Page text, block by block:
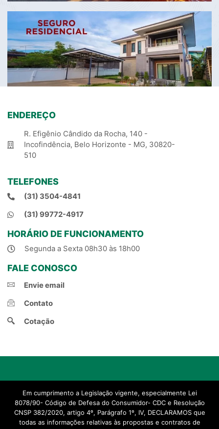
ENDEREÇO
R. Efigênio Cândido da Rocha, 140 -
Incofindência, Belo Horizonte - MG, 30820-
510
TELEFONES
(31) 3504-4841
(31) 99772-4917
HORÁRIO DE FUNCIONAMENTO
Segunda a Sexta 08h30 às 18h00
FALE CONOSCO
Envie email
Contato
Cotação
Criado por Projeto Novo Corretor
Em cumprimento a Legislação vigente, especialmente Lei
8078/90- Código de Defesa do Consumidor- CDC e Resolução
CNSP 382/2020, artigo 4º, Parágrafo 1º, IV, DECLARAMOS que
todas as informações relativas às propostas e contratos de